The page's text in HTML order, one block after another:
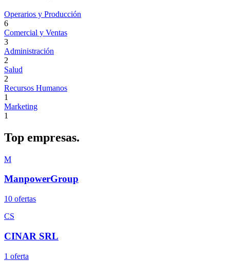
Operarios y Producción
6
Comercial y Ventas
3
Administración
2
Salud
2
Recursos Humanos
1
Marketing
1
Top empresas.
M
ManpowerGroup
10 ofertas
CS
CINAR SRL
1 oferta